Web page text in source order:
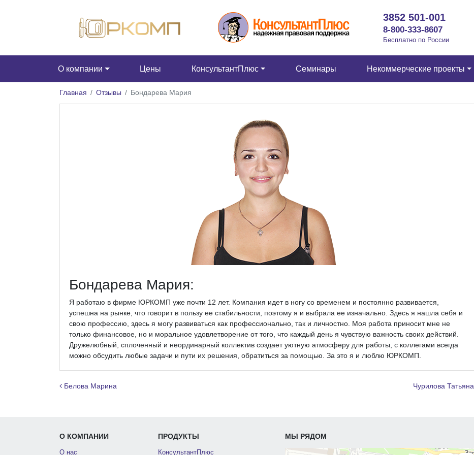
3852 501-001
8-800-333-8607
Бесплатно по России
О компании Цены КонсультантПлюс Семинары Некоммерческие проекты
Главная Отзывы Бондарева Мария
Бондарева Мария:
Я работаю в фирме ЮРКОМП уже почти 12 лет. Компания идет в ногу со временем и постоянно развивается,
успешна на рынке, что говорит в пользу ее стабильности, поэтому я и выбрала ее изначально. Здесь я нашла себя и
свою профессию, здесь я могу развиваться как профессионально, так и личностно. Моя работа приносит мне не
только финансовое, но и моральное удовлетворение от того, что каждый день я чувствую важность своих действий.
Дружелюбный, сплоченный и неординарный коллектив создает уютную атмосферу для работы, с коллегами всегда
можно обсудить любые задачи и пути их решения, обратиться за помощью. За это я и люблю ЮРКОМП.
Навигация по записям
Белова Марина Чурилова Татьяна
О КОМПАНИИ
О нас
ПРОДУКТЫ
КонсультантПлюс
МЫ РЯДОМ